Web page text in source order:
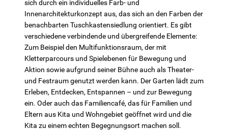
sich durch ein individuelles Farb- und
Innenarchitekturkonzept aus, das sich an den Farben der
benachbarten Tuschkastensiedlung orientiert. Es gibt
verschiedene verbindende und übergreifende Elemente:
Zum Beispiel den Multifunktionsraum, der mit
Kletterparcours und Spielebenen für Bewegung und
Aktion sowie aufgrund seiner Bühne auch als Theater-
und Festraum genutzt werden kann. Der Garten lädt zum
Erleben, Entdecken, Entspannen – und zur Bewegung
ein. Oder auch das Familiencafé, das für Familien und
Eltern aus Kita und Wohngebiet geöffnet wird und die
Kita zu einem echten Begegnungsort machen soll.